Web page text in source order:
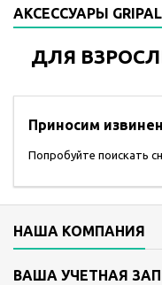
АКСЕССУАРЫ
ДЛЯ
Приносим
Попробуйте поискать
НАША КОМПАНИЯ
ВАША УЧЕТНАЯ